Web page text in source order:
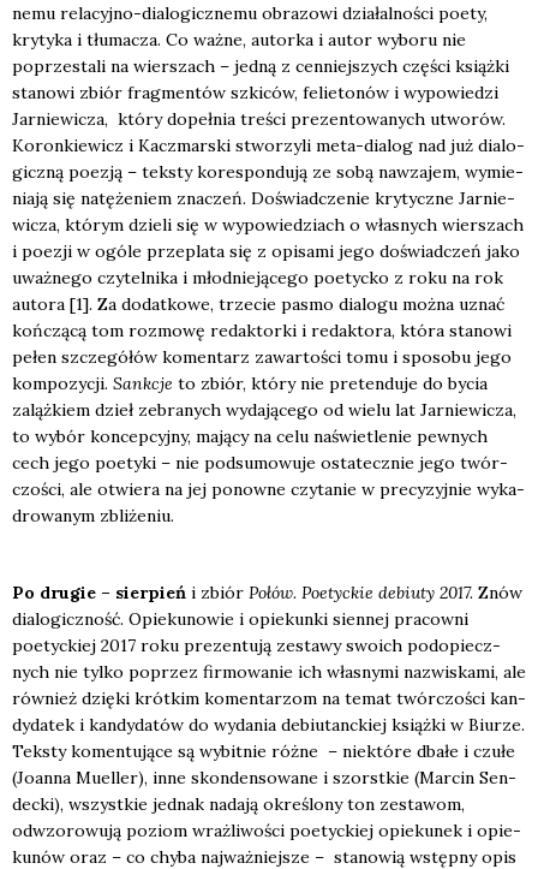
ne­mu rela­cyj­no-dia­lo­gicz­ne­mu obra­zo­wi dzia­łal­no­ści poety,
kry­ty­ka i tłu­ma­cza. Co waż­ne, autor­ka i autor wybo­ru nie
poprze­sta­li na wier­szach – jed­ną z cen­niej­szych czę­ści książ­ki
sta­no­wi zbiór frag­men­tów szki­ców, felie­to­nów i wypo­wie­dzi
Jar­nie­wi­cza, któ­ry dopeł­nia tre­ści pre­zen­to­wa­nych utwo­rów.
Koron­kie­wicz i Kacz­mar­ski stwo­rzy­li meta-dia­log nad już dia­lo­
gicz­ną poezją – tek­sty kore­spon­du­ją ze sobą nawza­jem, wymie­
nia­ją się natę­że­niem zna­czeń. Doświad­cze­nie kry­tycz­ne Jar­nie­
wi­cza, któ­rym dzie­li się w wypo­wie­dziach o wła­snych wier­szach
i poezji w ogó­le prze­pla­ta się z opi­sa­mi jego doświad­czeń jako
uważ­ne­go czy­tel­ni­ka i młod­nie­ją­ce­go poetyc­ko z roku na rok
auto­ra [1]. Za dodat­ko­we, trze­cie pasmo dia­lo­gu moż­na uznać
koń­czą­cą tom roz­mo­wę redak­tor­ki i redak­to­ra, któ­ra sta­no­wi
pełen szcze­gó­łów komen­tarz zawar­to­ści tomu i spo­so­bu jego
kom­po­zy­cji. Sank­cje to zbiór, któ­ry nie pre­ten­du­je do bycia
zaląż­kiem dzieł zebra­nych wyda­ją­ce­go od wie­lu lat Jar­nie­wi­cza,
to wybór kon­cep­cyj­ny, mają­cy na celu naświe­tle­nie pew­nych
cech jego poety­ki – nie pod­su­mo­wu­je osta­tecz­nie jego twór­
czo­ści, ale otwie­ra na jej ponow­ne czy­ta­nie w pre­cy­zyj­nie wyka­
dro­wa­nym zbli­że­niu.
Po dru­gie – sier­pień i zbiór Połów. Poetyc­kie debiu­ty 2017. Znów
dia­lo­gicz­ność. Opie­ku­no­wie i opie­kun­ki sien­nej pra­cow­ni
poetyc­kiej 2017 roku pre­zen­tu­ją zesta­wy swo­ich pod­opiecz­
nych nie tyl­ko poprzez fir­mo­wa­nie ich wła­sny­mi nazwi­ska­mi, ale
rów­nież dzię­ki krót­kim komen­ta­rzom na temat twór­czo­ści kan­
dy­da­tek i kan­dy­da­tów do wyda­nia debiu­tanc­kiej książ­ki w Biu­rze.
Tek­sty komen­tu­ją­ce są wybit­nie róż­ne – nie­któ­re dba­łe i czu­łe
(Joan­na Muel­ler), inne skon­den­so­wa­ne i szorst­kie (Mar­cin Sen­
dec­ki), wszyst­kie jed­nak nada­ją okre­ślo­ny ton zesta­wom,
odwzo­ro­wu­ją poziom wraż­li­wo­ści poetyc­kiej opie­ku­nek i opie­
ku­nów oraz – co chy­ba naj­waż­niej­sze – sta­no­wią wstęp­ny opis